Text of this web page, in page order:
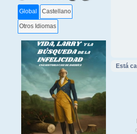
Global Castellano
Otros Idiomas
Está